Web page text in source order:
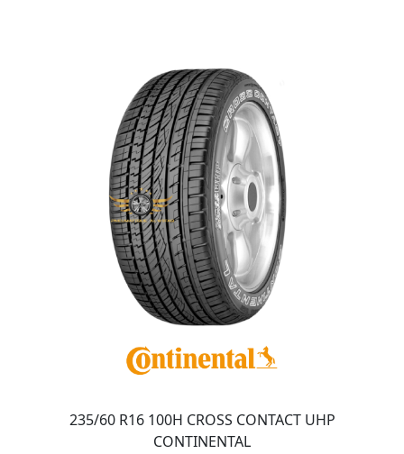
235/60 R16 100H CROSS CONTACT UHP
CONTINENTAL